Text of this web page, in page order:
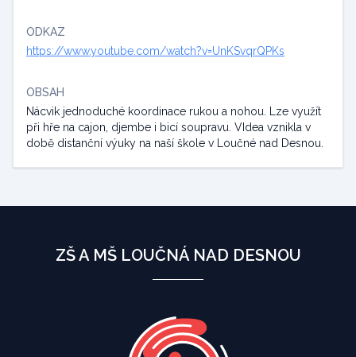
ODKAZ
https://www.youtube.com/watch?v=UnKSvqrQPKs
OBSAH
Nácvik jednoduché koordinace rukou a nohou. Lze využít
při hře na cajon, djembe i bicí soupravu. VIdea vznikla v
době distanční výuky na naší škole v Loučné nad Desnou.
ZŠ A MŠ LOUČNÁ NAD DESNOU